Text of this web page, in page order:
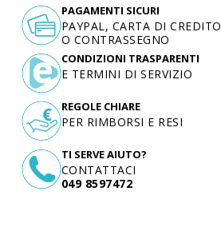
TI SERVE AIUTO?
CONTATTACI
049 8597472
PAGAMENTI SICURI
PAYPAL, CARTA DI CREDITO
O CONTRASSEGNO
CONDIZIONI TRASPARENTI
E TERMINI DI SERVIZIO
REGOLE CHIARE
PER RIMBORSI E RESI